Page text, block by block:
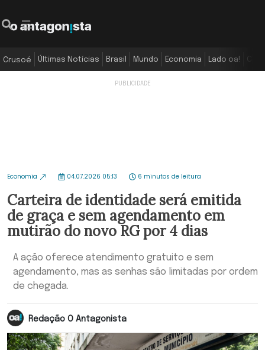
Crusoé Últimas Notícias Brasil Mundo Economia Lado oa!
Economia 04.07.2026 05:13 6 minutos de leitura
Carteira de identidade será emitida
de graça e sem agendamento em
mutirão do novo RG por 4 dias
A ação oferece atendimento gratuito e sem
agendamento, mas as senhas são limitadas por ordem
de chegada.
Redação O Antagonista